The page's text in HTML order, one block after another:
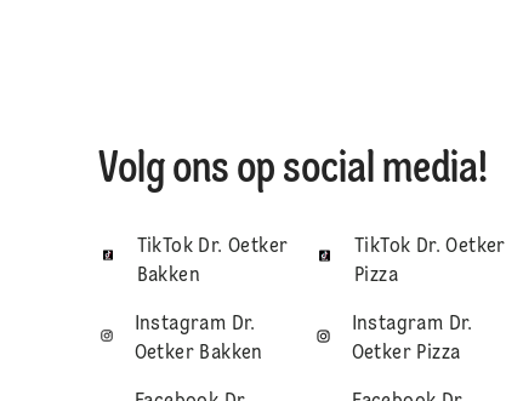
Volg ons op social media!
TikTok Dr. Oetker
Bakken
TikTok Dr. Oetker
Pizza
Instagram Dr.
Oetker Bakken
Instagram Dr.
Oetker Pizza